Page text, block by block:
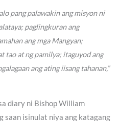
pang palawakin ang misyon ni
paglingkuran ang
ang mga Mangyan;
tao at ng pamilya; itaguyod ang
ang ating iisang tahanan,”
diary ni Bishop William
saan isinulat niya ang katagang